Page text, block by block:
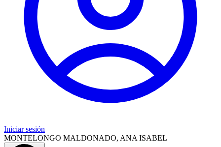
Iniciar sesión
MONTELONGO MALDONADO, ANA ISABEL